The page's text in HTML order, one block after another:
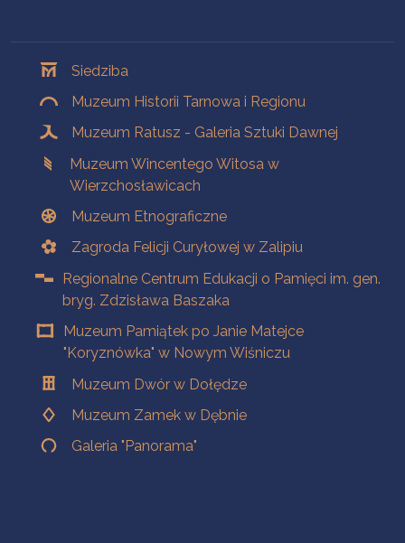
Siedziba
Muzeum Historii Tarnowa i Regionu
Muzeum Ratusz - Galeria Sztuki Dawnej
Muzeum Wincentego Witosa w
Wierzchosławicach
Muzeum Etnograficzne
Zagroda Felicji Curyłowej w Zalipiu
Regionalne Centrum Edukacji o Pamięci im. gen.
bryg. Zdzisława Baszaka
Muzeum Pamiątek po Janie Matejce
"Koryznówka" w Nowym Wiśniczu
Muzeum Dwór w Dołędze
Muzeum Zamek w Dębnie
Galeria "Panorama"